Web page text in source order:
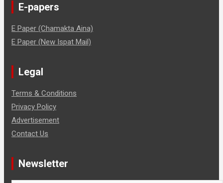
E-papers
E Paper (Chamakta Aina)
E Paper (New Ispat Mail)
Legal
Terms & Conditions
Privacy Policy
Advertisement
Contact Us
Newsletter